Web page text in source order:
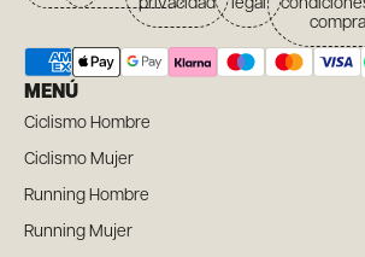
privacidad
legal
compra
MENÚ
Ciclismo Hombre
Ciclismo Mujer
Running Hombre
Running Mujer